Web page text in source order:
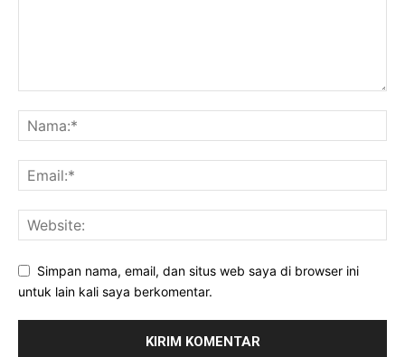
Simpan nama, email, dan situs web saya di browser ini
untuk lain kali saya berkomentar.